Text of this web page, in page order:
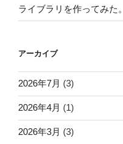
ライブラリを作ってみた。
アーカイブ
2026年7月 (3)
2026年4月 (1)
2026年3月 (3)